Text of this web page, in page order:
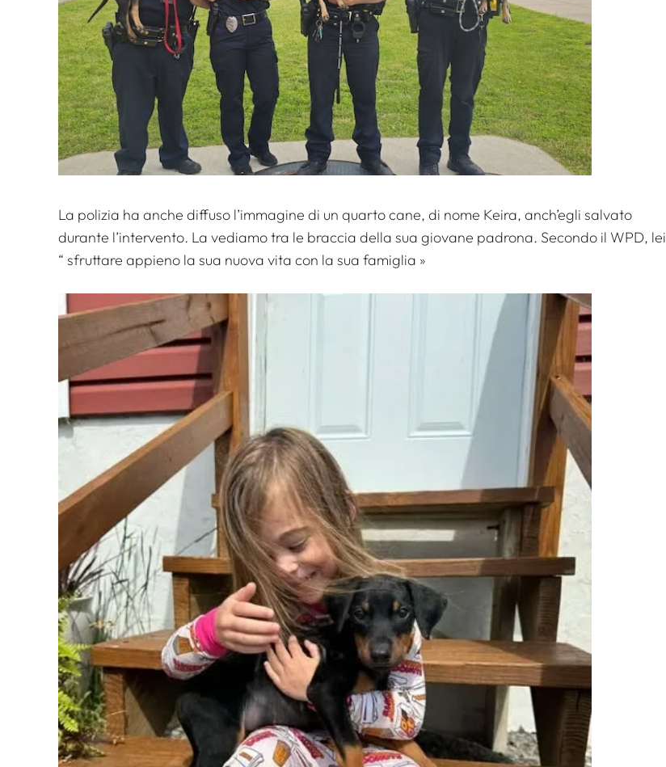
La polizia ha anche diffuso l’immagine di un quarto cane, di nome Keira, anch’egli salvato
durante l’intervento. La vediamo tra le braccia della sua giovane padrona. Secondo il WPD, lei
“ sfruttare appieno la sua nuova vita con la sua famiglia »